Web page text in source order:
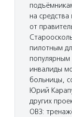
на средства
от
пилотным
инвалиды
больницы,
Юрий
других
ОВЗ: